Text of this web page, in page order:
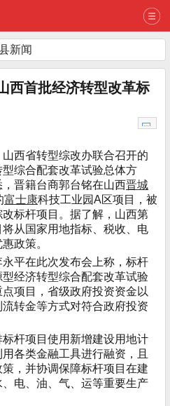
新闻
西首批经济转型改革标
西省转型综改办联合召开的
型综合配套改革试验总体方
晋籍台商郭台铭在山西晋城
富士康科技工业园A区项目，被
标杆项目。据了解，山西第
从国家用地指标、税收、电
政策。
平在此次发布会上称，标杆
经济转型综合配套改革试验
项目，省级政府投资资金以
转金等方式对符合政府投资
杆项目使用新增建设用地计
各类金融工具进行融资，且
，并协调保障标杆项目在建
电、油、气、运等重要生产